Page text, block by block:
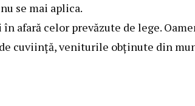
se mai aplica.
afară celor prevăzute de lege.
cuviinţă, veniturile obţinute din